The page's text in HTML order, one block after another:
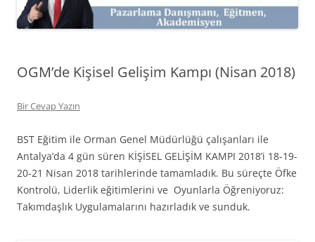
OGM’de Kişisel Gelişim Kampı (Nisan 2018)
Bir Cevap Yazın
BST Eğitim ile Orman Genel Müdürlüğü çalışanları ile
Antalya’da 4 gün süren KİŞİSEL GELİŞİM KAMPI 2018’i 18-19-
20-21 Nisan 2018 tarihlerinde tamamladık. Bu süreçte Öfke
Kontrolü, Liderlik eğitimlerini ve Oyunlarla Öğreniyoruz:
Takımdaşlık Uygulamalarını hazırladık ve sunduk.